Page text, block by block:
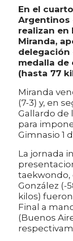
En el
Argentinos
realizan en
Miranda,
delegación
medalla de
(hasta 77
Miranda
(7-3) y, en
Gallardo de
para
Gimnasio 1
La jornada
taekwondo,
González (-
kilos)
Final a
(Buenos